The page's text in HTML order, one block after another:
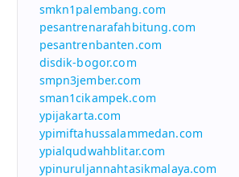
smkn1palembang.com
pesantrenarafahbitung.com
pesantrenbanten.com
disdik-bogor.com
smpn3jember.com
sman1cikampek.com
ypijakarta.com
ypimiftahussalammedan.com
ypialqudwahblitar.com
ypinuruljannahtasikmalaya.com